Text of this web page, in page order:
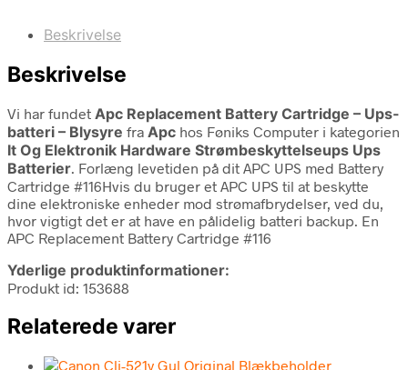
Beskrivelse
Beskrivelse
Vi har fundet Apc Replacement Battery Cartridge – Ups-
batteri – Blysyre fra Apc hos Føniks Computer i kategorien
It Og Elektronik Hardware Strømbeskyttelseups Ups
Batterier. Forlæng levetiden på dit APC UPS med Battery
Cartridge #116Hvis du bruger et APC UPS til at beskytte
dine elektroniske enheder mod strømafbrydelser, ved du,
hvor vigtigt det er at have en pålidelig batteri backup. En
APC Replacement Battery Cartridge #116
Yderlige produktinformationer:
Produkt id: 153688
Relaterede varer